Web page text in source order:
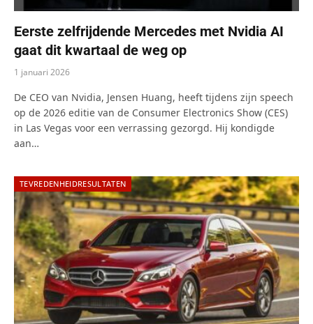
Eerste zelfrijdende Mercedes met Nvidia AI
gaat dit kwartaal de weg op
1 januari 2026
De CEO van Nvidia, Jensen Huang, heeft tijdens zijn speech
op de 2026 editie van de Consumer Electronics Show (CES)
in Las Vegas voor een verrassing gezorgd. Hij kondigde
aan…
TEVREDENHEIDRESULTATEN